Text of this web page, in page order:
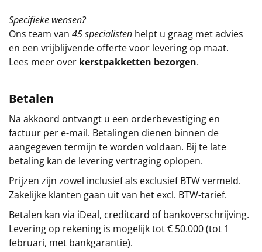
Specifieke wensen?
Ons team van 45 specialisten helpt u graag met advies
en een vrijblijvende offerte voor levering op maat.
Lees meer over kerstpakketten bezorgen.
Betalen
Na akkoord ontvangt u een orderbevestiging en
factuur per e-mail. Betalingen dienen binnen de
aangegeven termijn te worden voldaan. Bij te late
betaling kan de levering vertraging oplopen.
Prijzen zijn zowel inclusief als exclusief BTW vermeld.
Zakelijke klanten gaan uit van het excl. BTW-tarief.
Betalen kan via iDeal, creditcard of bankoverschrijving.
Levering op rekening is mogelijk tot € 50.000 (tot 1
februari, met bankgarantie).